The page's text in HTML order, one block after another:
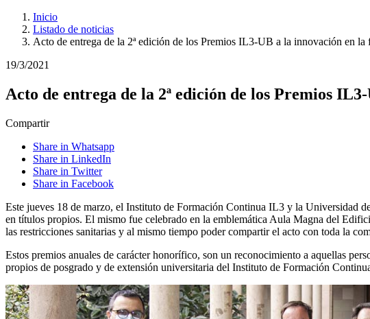
Inicio
Listado de noticias
Acto de entrega de la 2ª edición de los Premios IL3-UB a la innovación en
19/3/2021
Acto de entrega de la 2ª edición de los Premios
Compartir
Share in Whatsapp
Share in LinkedIn
Share in Twitter
Share in Facebook
Este jueves 18 de marzo, el Instituto de Formación Continua IL3 y la Universidad
en títulos propios. El mismo fue celebrado en la emblemática Aula Magna del
las restricciones sanitarias y al mismo tiempo poder compartir el acto con toda la
Estos premios anuales de carácter honorífico, son un reconocimiento a aquellas
propios de posgrado y de extensión universitaria del Instituto de Formación